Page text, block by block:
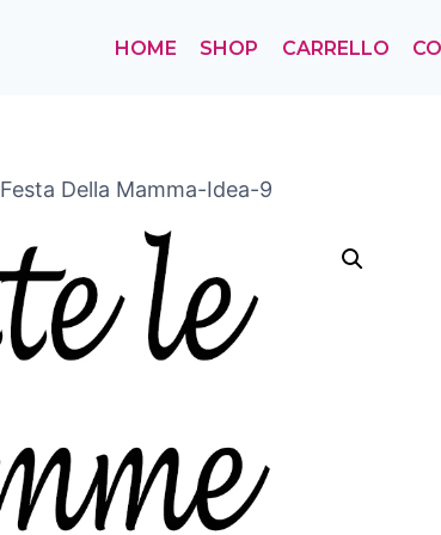
HOME SHOP CARRELLO
Festa Della Mamma-Idea-9